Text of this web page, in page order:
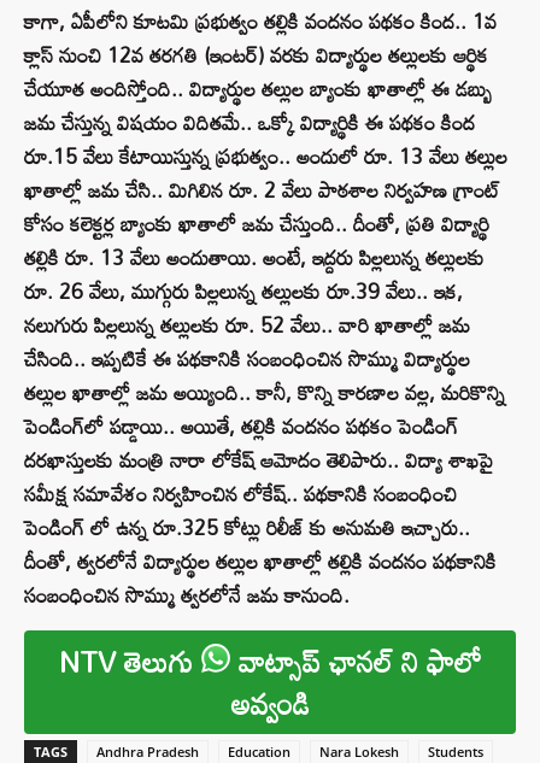
కాగా, ఏపీలోని కూటమి ప్రభుత్వం తల్లికి వందనం పథకం కింద.. 1వ
క్లాస్‌ నుంచి 12వ తరగతి (ఇంటర్‌) వరకు విద్యార్థుల తల్లులకు ఆర్థిక
చేయూత అందిస్తోంది.. విద్యార్థుల తల్లుల బ్యాంకు ఖాతాల్లో ఈ డబ్బు
జమ చేస్తున్న విషయం విదితమే.. ఒక్కో విద్యార్థికి ఈ పథకం కింద
రూ.15 వేలు కేటాయిస్తున్న ప్రభుత్వం.. అందులో రూ. 13 వేలు తల్లుల
ఖాతాల్లో జమ చేసి.. మిగిలిన రూ. 2 వేలు పాఠశాల నిర్వహణ గ్రాంట్
కోసం కలెక్టర్ల బ్యాంకు ఖాతాలో జమ చేస్తుంది.. దీంతో, ప్రతి విద్యార్థి
తల్లికి రూ. 13 వేలు అందుతాయి. అంటే, ఇద్దరు పిల్లలున్న తల్లులకు
రూ. 26 వేలు, ముగ్గురు పిల్లలున్న తల్లులకు రూ.39 వేలు.. ఇక,
నలుగురు పిల్లలున్న తల్లులకు రూ. 52 వేలు.. వారి ఖాతాల్లో జమ
చేసింది.. ఇప్పటికే ఈ పథకానికి సంబంధించిన సొమ్ము విద్యార్థుల
తల్లుల ఖాతాల్లో జమ అయ్యింది.. కానీ, కొన్ని కారణాల వల్ల, మరికొన్ని
పెండింగ్‌లో పడ్డాయి.. అయితే, తల్లికి వందనం పథకం పెండింగ్
దరఖాస్తులకు మంత్రి నారా లోకేష్ ఆమోదం తెలిపారు.. విద్యా శాఖపై
సమీక్ష సమావేశం నిర్వహించిన లోకేష్.. పథకానికి సంబంధించి
పెండింగ్ లో ఉన్న రూ.325 కోట్లు రిలీజ్ కు అనుమతి ఇచ్చారు..
దీంతో, త్వరలోనే విద్యార్థుల తల్లుల ఖాతాల్లో తల్లికి వందనం పథకానికి
సంబంధించిన సొమ్ము త్వరలోనే జమ కానుంది.
NTV తెలుగు వాట్సాప్ ఛానల్ ని ఫాలో
అవ్వండి
TAGS Andhra Pradesh Education Nara Lokesh
Students